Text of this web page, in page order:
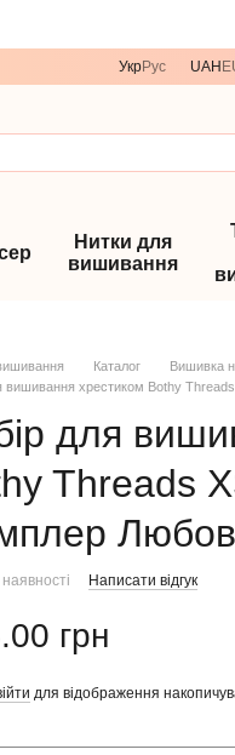
УкрРус UAH
Нитки для
вишивання
Каталог Вишивка
вишивання хрестиком Bothy
для
Threads
Любов
Написати відгук
грн
для відображення